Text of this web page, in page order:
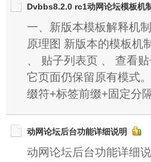
Dvbbs8.2.0 rc1动网论坛模板机
一、新版本模板解释机
原理图 新版本的模板机
、 贴子列表页 、 查看
它页面仍保留原有模式
缀符+标签前缀+固定分
动网论坛后台功能详细说明
动网论坛后台功能详细